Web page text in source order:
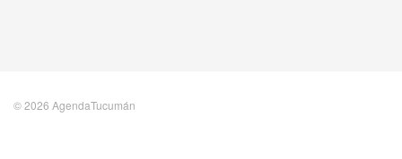
© 2026 AgendaTucumán